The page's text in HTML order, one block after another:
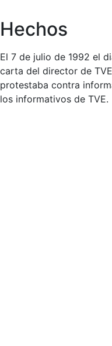
Hechos
El 7 de julio de 1992 el
carta del director de
protestaba contra
los informativos de TVE.